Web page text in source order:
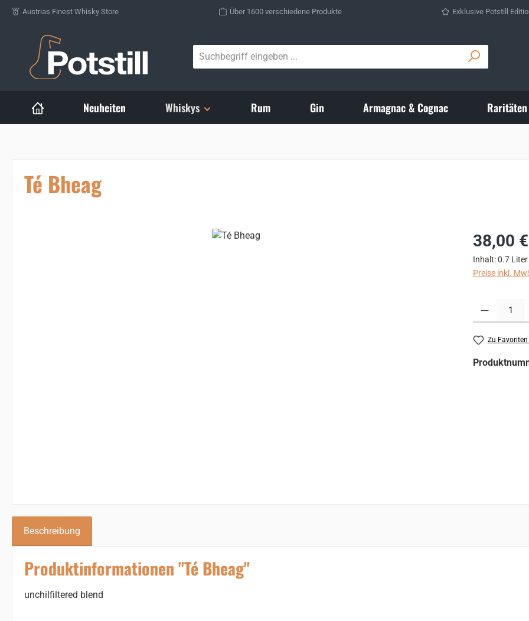
Zum Hauptinhalt springen
Austrias Finest Whisky Store Über 1600 verschiedene Produkte Exklusive Potstill
Neuheiten Whiskys Rum Gin Armagnac & Cognac Raritäten
Té Bheag
Regulärer
38,00 €
Inhalt:0.7 Liter
Preise inkl.
Produkt
Zu
Beschreibung
Produktinformationen "Té Bheag"
unchilfiltered blend